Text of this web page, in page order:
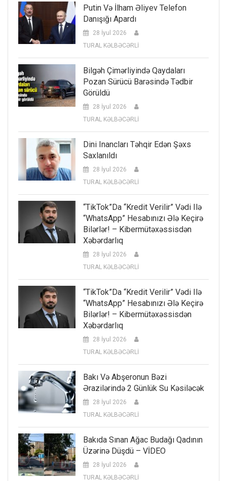
Putin Və İlham Əliyev Telefon
Danışığı Apardı
28 İyul 2026
TURAL KƏLBƏCƏRLİ
Bilgəh Çimərliyində Qaydaları
Pozan Sürücü Barəsində Tədbir
Görüldü
28 İyul 2026
TURAL KƏLBƏCƏRLİ
Dini Inancları Təhqir Edən Şəxs
Saxlanıldı
28 İyul 2026
TURAL KƏLBƏCƏRLİ
“TikTok”da “kredit Verilir” Vədi Ilə
“WhatsApp” Hesabınızı Ələ Keçirə
Bilərlər! – Kibermütəxəssisdən
Xəbərdarlıq
28 İyul 2026
TURAL KƏLBƏCƏRLİ
“TikTok”da “kredit Verilir” Vədi Ilə
“WhatsApp” Hesabınızı Ələ Keçirə
Bilərlər! – Kibermütəxəssisdən
Xəbərdarlıq
28 İyul 2026
TURAL KƏLBƏCƏRLİ
Bakı Və Abşeronun Bəzi
Ərazilərində 2 Günlük Su Kəsiləcək
28 İyul 2026
TURAL KƏLBƏCƏRLİ
Bakıda Sınan Ağac Budağı Qadının
Üzərinə Düşdü – VİDEO
28 İyul 2026
TURAL KƏLBƏCƏRLİ